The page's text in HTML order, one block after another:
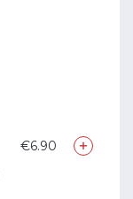
€6.90